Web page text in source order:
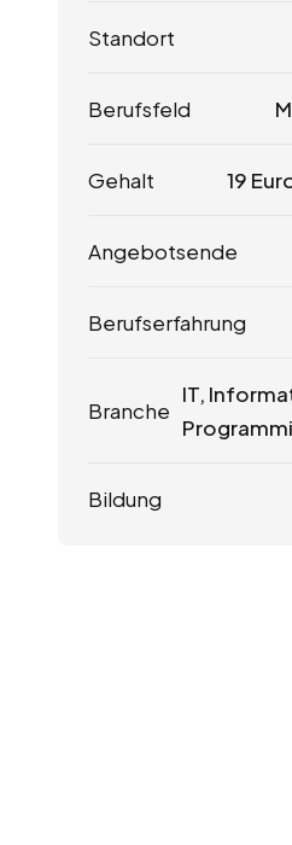
Standort
Berufsfeld
Gehalt 19
Angebotsende
Berufserfahrung
Branche
IT,
Bildung